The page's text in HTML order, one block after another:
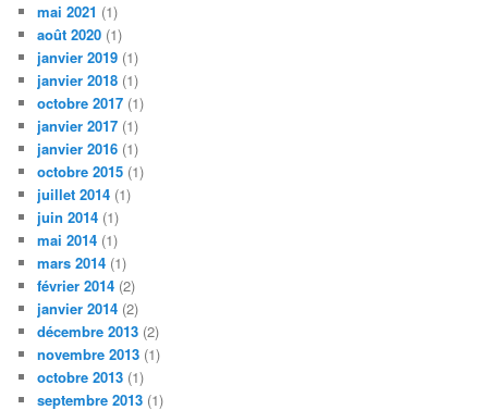
mai 2021 (1)
août 2020 (1)
janvier 2019 (1)
janvier 2018 (1)
octobre 2017 (1)
janvier 2017 (1)
janvier 2016 (1)
octobre 2015 (1)
juillet 2014 (1)
juin 2014 (1)
mai 2014 (1)
mars 2014 (1)
février 2014 (2)
janvier 2014 (2)
décembre 2013 (2)
novembre 2013 (1)
octobre 2013 (1)
septembre 2013 (1)